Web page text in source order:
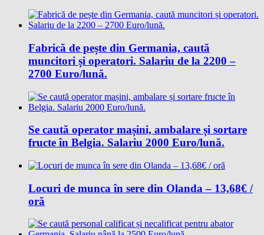
Fabrică de pește din Germania, caută
muncitori și operatori. Salariu de la 2200 –
2700 Euro/lună.
Se caută operator mașini, ambalare și sortare
fructe în Belgia. Salariu 2000 Euro/lună.
Locuri de munca în sere din Olanda – 13,68€ /
oră